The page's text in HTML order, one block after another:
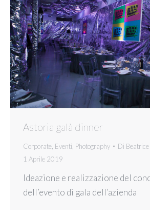
Astoria galà dinner
Corporate Eventi Photography Di
1 Aprile 2019
Ideazione e realizzazione del
dell’evento di gala dell’azienda